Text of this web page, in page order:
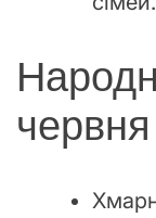
червня